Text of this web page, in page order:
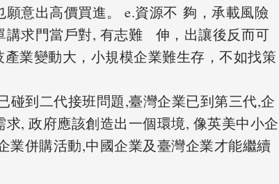
願意出高價買進。 e.資源不 夠，承載風險
講求門當戶對, 有志難 伸，出讓後反而可
業變動大，小規模企業難生存，不如找策
到二代接班問題,臺灣企業已到第三代,企
求, 政府應該創造出一個環境, 像英美中小企
業併購活動,中國企業及臺灣企業才能繼續